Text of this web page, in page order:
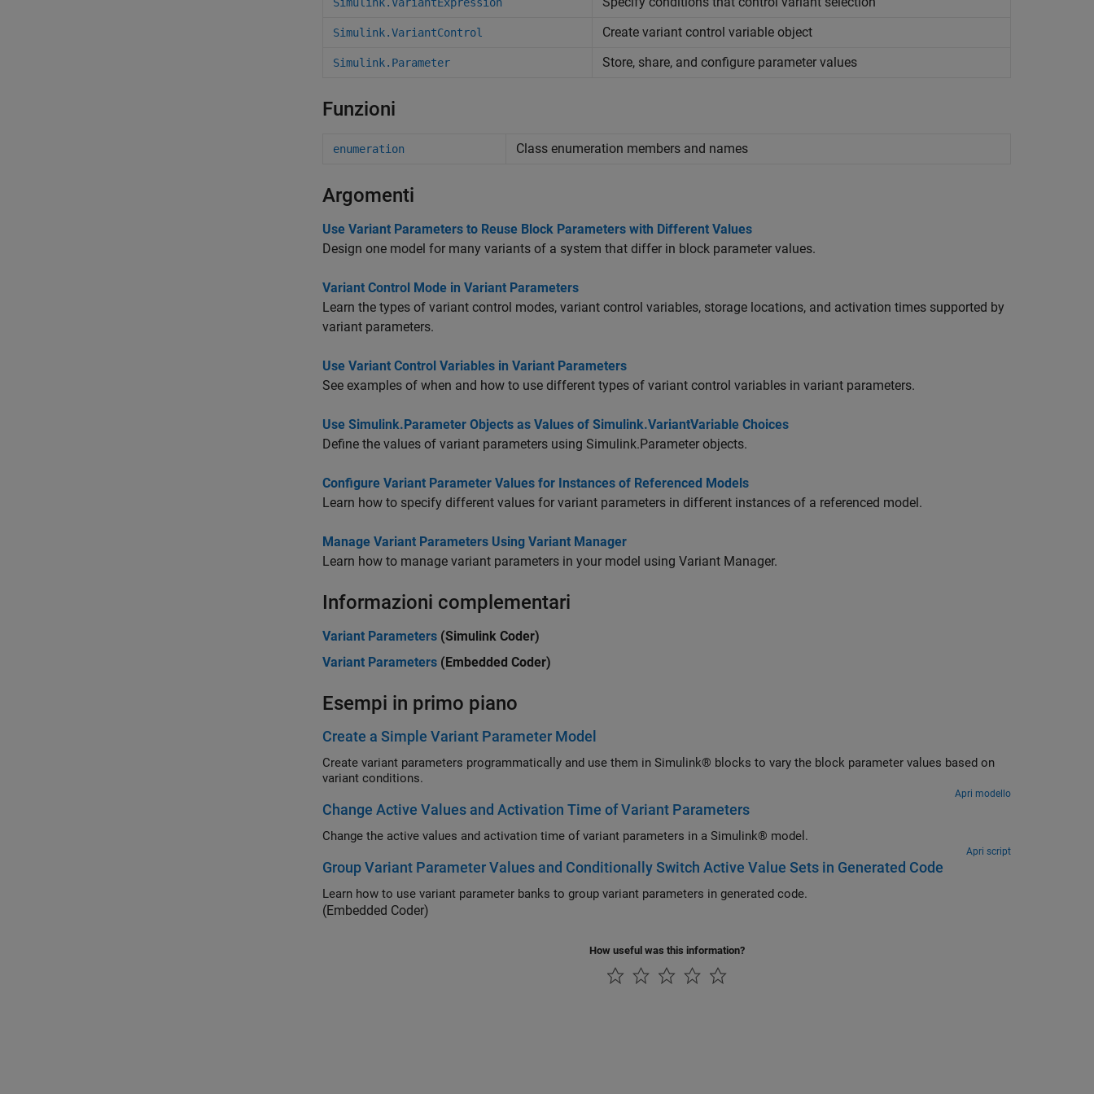
Simulink.VariantControl Create variant control variable object
Simulink.Parameter Store, share, and configure parameter values
Funzioni
enumeration Class enumeration members and names
Argomenti
Use Variant Parameters to Reuse Block Parameters with Different Values
Design one model for many variants of a system that differ in block parameter values.
Variant Control Mode in Variant Parameters
Learn the types of variant control modes, variant control variables, storage locations, and activation times supported by
variant parameters.
Use Variant Control Variables in Variant Parameters
See examples of when and how to use different types of variant control variables in variant parameters.
Use Simulink.Parameter Objects as Values of Simulink.VariantVariable Choices
Define the values of variant parameters using Simulink.Parameter objects.
Configure Variant Parameter Values for Instances of Referenced Models
Learn how to specify different values for variant parameters in different instances of a referenced model.
Manage Variant Parameters Using Variant Manager
Learn how to manage variant parameters in your model using Variant Manager.
Informazioni complementari
Variant Parameters (Simulink Coder)
Variant Parameters (Embedded Coder)
Esempi in primo piano
Create a Simple Variant Parameter Model
Create variant parameters programmatically and use them in Simulink® blocks to vary the block parameter values based on
variant conditions.
Apri modello
Change Active Values and Activation Time of Variant Parameters
Change the active values and activation time of variant parameters in a Simulink® model.
Apri script
Group Variant Parameter Values and Conditionally Switch Active Value Sets in Generated Code
Learn how to use variant parameter banks to group variant parameters in generated code.
(Embedded Coder)
How useful was this information?